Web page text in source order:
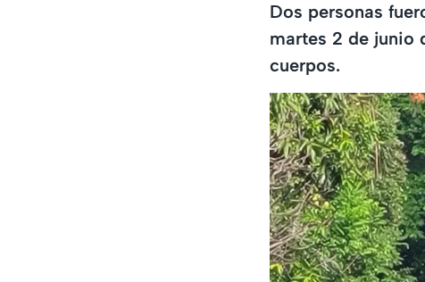
Dos personas
martes 2 de junio
cuerpos.